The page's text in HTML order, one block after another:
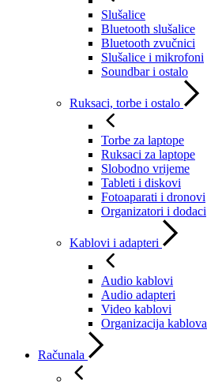
Slušalice
Bluetooth slušalice
Bluetooth zvučnici
Slušalice i mikrofoni
Soundbar i ostalo
Ruksaci, torbe i ostalo
Torbe za laptope
Ruksaci za laptope
Slobodno vrijeme
Tableti i diskovi
Fotoaparati i dronovi
Organizatori i dodaci
Kablovi i adapteri
Audio kablovi
Audio adapteri
Video kablovi
Organizacija kablova
Računala